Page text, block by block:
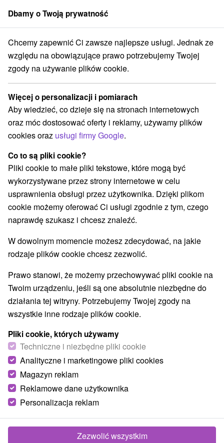
członek grupySorger
Uzdrowisko Nimnica Pobyt Regeneracja ZAPOBIEGANIE
Pobyt Regeneracja ZAPOBIEGANIE
Uzdrowisko Nimnica Nimnica
Przejdź do lokalizacji
9,2 doskonały 451 recenzji
Zdjęcia od klientów+9
Dbamy o Twoją prywatność
Chcemy zapewnić Ci zawsze najlepsze usługi. Jednak ze
względu na obowiązujące prawo potrzebujemy Twojej
zgody na używanie plików cookie.
Więcej o personalizacji i pomiarach
Aby wiedzieć, co dzieje się na stronach internetowych
oraz móc dostosować oferty i reklamy, używamy plików
cookies oraz usługi firmy Google.
Co to są pliki cookie?
Pliki cookie to małe pliki tekstowe, które mogą być
wykorzystywane przez strony internetowe w celu
usprawnienia obsługi przez użytkownika. Dzięki plikom
cookie możemy oferować Ci usługi zgodnie z tym, czego
naprawdę szukasz i chcesz znaleźć.
W dowolnym momencie możesz zdecydować, na jakie
rodzaje plików cookie chcesz zezwolić.
Prawo stanowi, że możemy przechowywać pliki cookie na
Twoim urządzeniu, jeśli są one absolutnie niezbędne do
działania tej witryny. Potrzebujemy Twojej zgody na
wszystkie inne rodzaje plików cookie.
Pliki cookie, których używamy
Techniczne i niezbędne pliki cookie
Analityczne i marketingowe pliki cookies
Magazyn reklam
Reklamowe dane użytkownika
Personalizacja reklam
Zezwolić wszystkim